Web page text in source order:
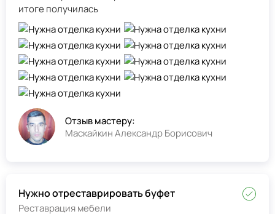
итоге получилась
Отзыв мастеру:
Маскайкин Александр Борисович
Нужно отреставрировать буфет
Реставрация мебели